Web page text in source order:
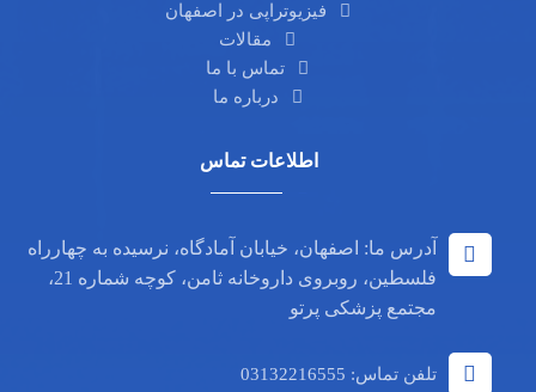
فیزیوتراپی در اصفهان
مقالات
تماس با ما
درباره ما
اطلاعات تماس
آدرس ما: اصفهان، خیابان آمادگاه، نرسیده به چهارراه
فلسطین، روبروی داروخانه ثامن، کوچه شماره 21،
مجتمع پزشکی پرتو
تلفن تماس: 03132216555